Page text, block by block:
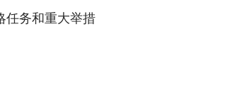
任务和重大举措